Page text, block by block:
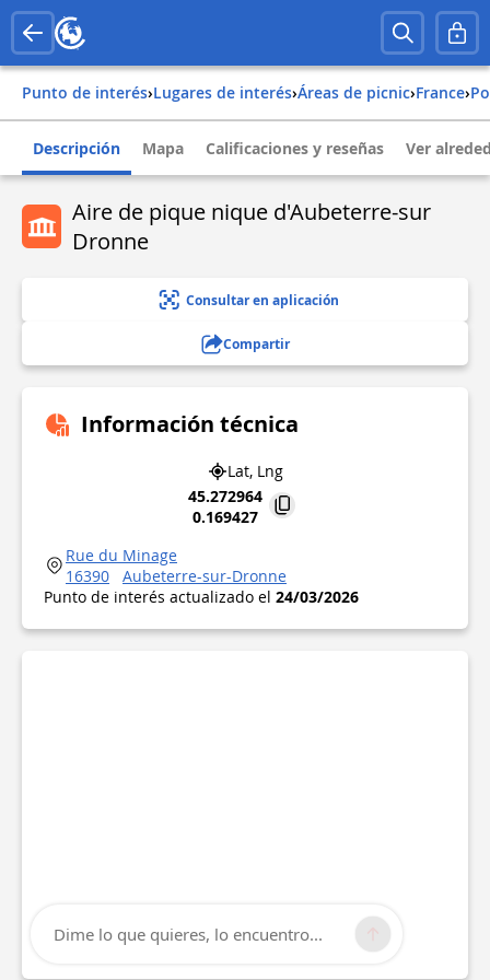
Punto de interés› Lugares de interés› Áreas de picnic› france›
Descripción Mapa Calificaciones y reseñas Ver
Aire de pique nique d'Aubeterre-sur
Dronne
Consultar en aplicación
Compartir
Información técnica
Lat, Lng
45.272964
0.169427
Rue du Minage
16390
Aubeterre-sur-Dronne
Punto de interés actualizado el 24/03/2026
Dime lo que quieres, lo encuentro...